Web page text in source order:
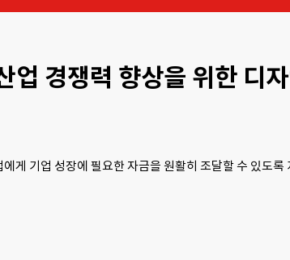
업 경쟁력 향상을 위한 디
게 기업 성장에 필요한 자금을 원활히 조달할 수 있도